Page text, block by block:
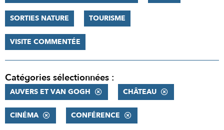
SORTIES NATURE TOURISME
VISITE COMMENTÉE
Catégories sélectionnées :
AUVERS ET VAN GOGH CHÂTEAU
CINÉMA CONFÉRENCE